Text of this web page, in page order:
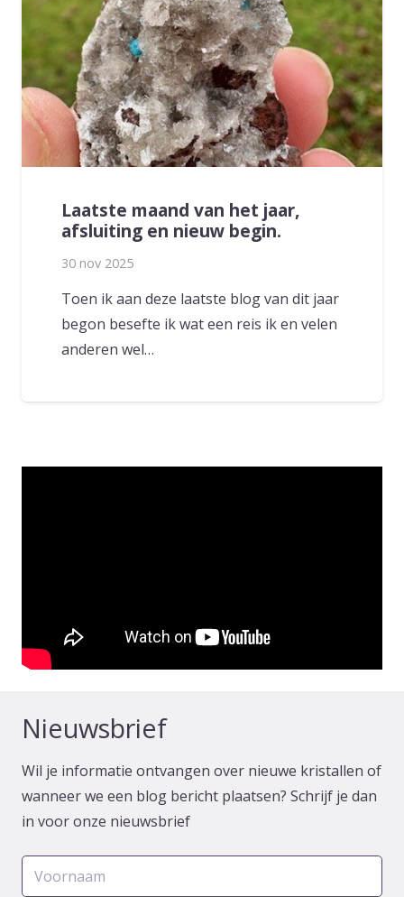
Laatste maand van het jaar,
afsluiting en nieuw begin.
30 nov 2025
Toen ik aan deze laatste blog van dit jaar
begon besefte ik wat een reis ik en velen
anderen wel…
Nieuwsbrief
Wil je informatie ontvangen over nieuwe kristallen of
wanneer we een blog bericht plaatsen? Schrijf je dan
in voor onze nieuwsbrief